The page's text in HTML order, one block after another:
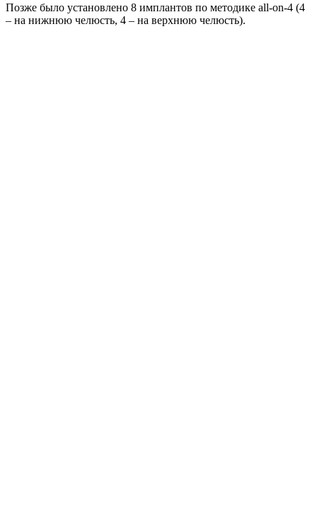
Позже было установлено 8 имплантов по методике all-on-4 (4
– на нижнюю челюсть, 4 – на верхнюю челюсть).